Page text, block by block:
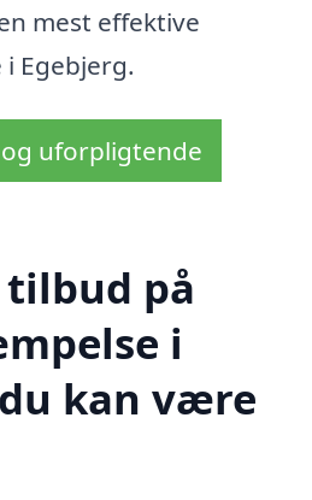
mest effektive
Egebjerg.
uforpligtende
tilbud på
i
kan være